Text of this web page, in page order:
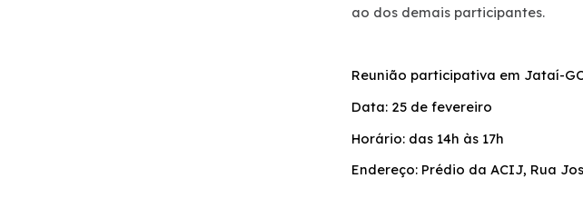
ao dos demais participantes.
Reunião participativa em Jataí-
Data: 25 de fevereiro
Horário: das 14h às 17h
Endereço: Prédio da ACIJ, Rua